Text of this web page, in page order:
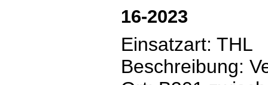
16-2023
Einsatzart: THL
Beschreibung: